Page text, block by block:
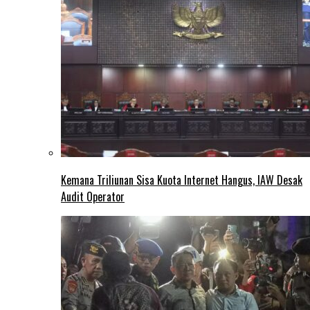
Kemana Triliunan Sisa Kuota Internet Hangus, IAW Desak
Audit Operator